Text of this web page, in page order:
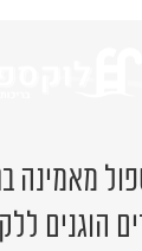
מאמינה
הוגנים